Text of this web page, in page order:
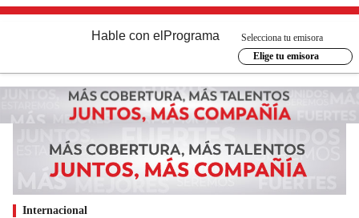
Hable con el Programa
Selecciona tu emisora
Elige tu emisora
Internacional